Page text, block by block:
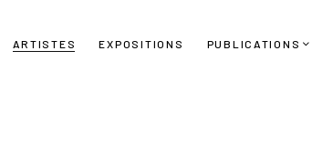
ARTISTES EXPOSITIONS PUBLICATIONS